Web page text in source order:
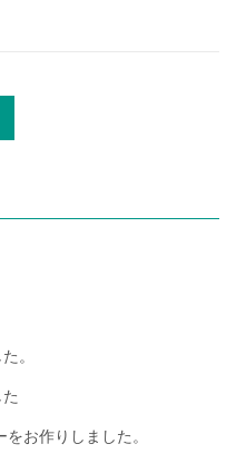
。
お作りしました。